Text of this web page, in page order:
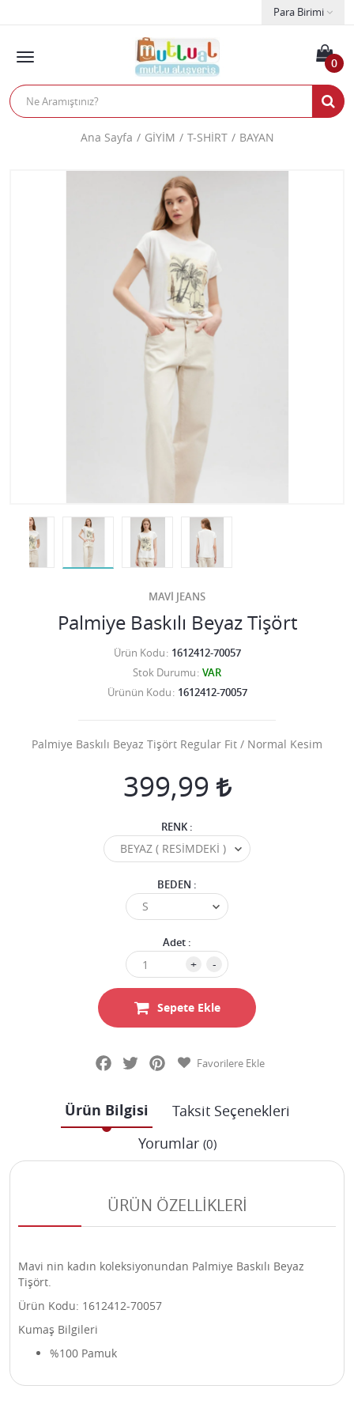
Para Birimi
0
Ana Sayfa GİYİM T-SHİRT BAYAN
MAVİ JEANS
Palmiye Baskılı Beyaz Tişört
Ürün Kodu 1612412-70057
Stok Durumu VAR
Ürünün Kodu 1612412-70057
Palmiye Baskılı Beyaz Tişört Regular Fit / Normal Kesim
399,99
RENK :
BEDEN :
Adet :
+ -
Sepete Ekle
FacebookTwitterPinterestFavorilere Ekle
Ürün Bilgisi
Taksit Seçenekleri
Yorumlar (0)
ÜRÜN ÖZELLİKLERİ
Mavi nin kadın koleksiyonundan Palmiye Baskılı Beyaz
Tişört.
Ürün Kodu: 1612412-70057
Kumaş Bilgileri
%100 Pamuk